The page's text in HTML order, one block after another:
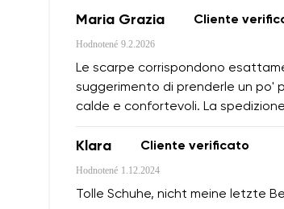
Maria Grazia Cliente
Hodnotené 9.2.2026
Le scarpe corrispondono
suggerimento di prenderle un po'
calde e confortevoli. La
Klara Cliente verificato
Hodnotené 1.12.2024
Tolle Schuhe, nicht meine letzte